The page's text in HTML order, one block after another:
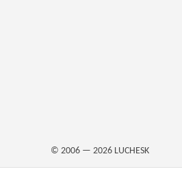
© 2006 — 2026 LUCHESK